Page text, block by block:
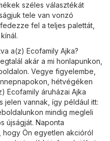
széles választékát
tele van vonzó
fel a teljes palettát,
a(z) Ecofamily Ajka?
akár a mi honlapunkon,
Vegye figyelembe,
hétvégéken
Ecofamily áruházai Ajka
jelen vannak, így például itt:
mindig megleli
újságját. Naponta
hogy Ön egyetlen akcióról